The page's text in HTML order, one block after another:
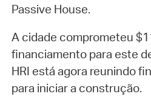
Passive House.
A cidade comprometeu
financiamento para este
HRI está agora reunindo
para iniciar a construção.